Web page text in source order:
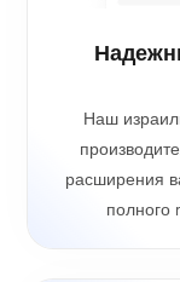
Наш
расширения
полного